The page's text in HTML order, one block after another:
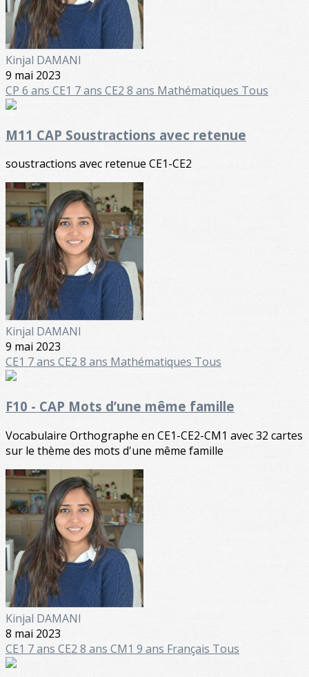
Kinjal DAMANI
9 mai 2023
CP 6 ans CE1 7 ans CE2 8 ans Mathématiques Tous
M11 CAP Soustractions avec retenue
soustractions avec retenue CE1-CE2
Kinjal DAMANI
9 mai 2023
CE1 7 ans CE2 8 ans Mathématiques Tous
F10 - CAP Mots d’une même famille
Vocabulaire Orthographe en CE1-CE2-CM1 avec 32 cartes
sur le thème des mots d'une même famille
Kinjal DAMANI
8 mai 2023
CE1 7 ans CE2 8 ans CM1 9 ans Français Tous